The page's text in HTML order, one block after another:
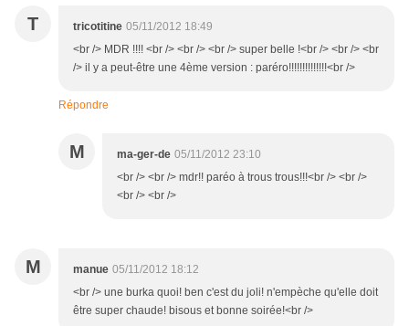
T tricotitine 05/11/2012 18:49
<br /> MDR !!!! <br /> <br /> <br /> super belle !<br /> <br /> <br
/> il y a peut-être une 4ème version : paréro!!!!!!!!!!!!!!<br />
Répondre
M ma-ger-de 05/11/2012 23:10
<br /> <br /> mdr!! paréo à trous trous!!!<br /> <br />
<br /> <br />
M manue 05/11/2012 18:12
<br /> une burka quoi! ben c'est du joli! n'empèche qu'elle doit
être super chaude! bisous et bonne soirée!<br />